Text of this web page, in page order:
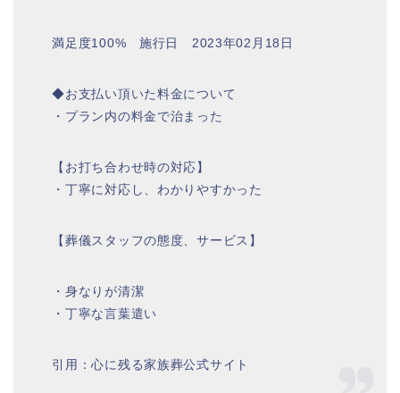
満足度100% 施行日 2023年02月18日
◆お支払い頂いた料金について
・プラン内の料金で治まった
【お打ち合わせ時の対応】
・丁寧に対応し、わかりやすかった
【葬儀スタッフの態度、サービス】
・身なりが清潔
・丁寧な言葉遣い
引用：心に残る家族葬公式サイト